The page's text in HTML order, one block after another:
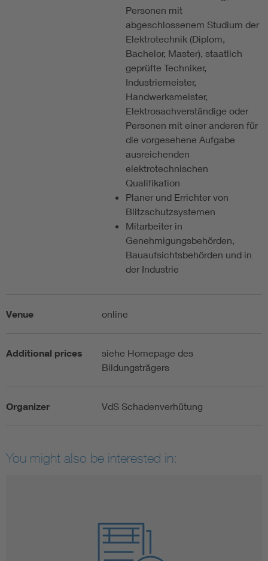
Personen mit
abgeschlossenem Studium der
Elektrotechnik (Diplom,
Bachelor, Master), staatlich
geprüfte Techniker,
Industriemeister,
Handwerksmeister,
Elektrosachverständige oder
Personen mit einer anderen für
die vorgesehene Aufgabe
ausreichenden
elektrotechnischen
Qualifikation
Planer und Errichter von
Blitzschutzsystemen
Mitarbeiter in
Genehmigungsbehörden,
Bauaufsichtsbehörden und in
der Industrie
Venue online
Additional prices
siehe Homepage des
Bildungsträgers
Organizer VdS Schadenverhütung
You might also be interested in: